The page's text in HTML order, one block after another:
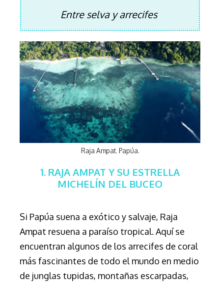
Entre selva y arrecifes
Raja Ampat. Papúa.
1. RAJA AMPAT Y SU ESTRELLA
MICHELÍN DEL BUCEO
Si Papúa suena a exótico y salvaje, Raja
Ampat resuena a paraíso tropical. Aquí se
encuentran algunos de los arrecifes de coral
más fascinantes de todo el mundo en medio
de junglas tupidas, montañas escarpadas,